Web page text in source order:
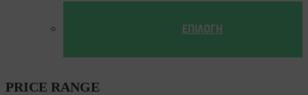
ΕΠΙΛΟΓΉ
το
PRICE RANGE